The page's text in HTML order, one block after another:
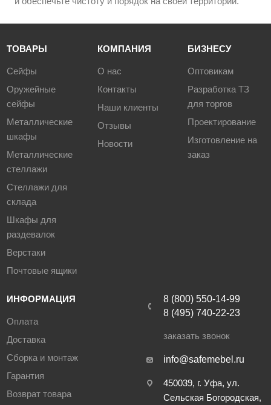
ТОВАРЫ
Сейфы
Оружейные
сейфы
Металлические
шкафы
Металлические
стеллажи
Стеллажи для
склада
Шкафы для
раздевалок
Верстаки
Почтовые ящики
КОМПАНИЯ
О нас
Контакты
Наши клиенты
Отзывы
Новости
БИЗНЕСУ
Оптовикам
Разработка ТЗ
для торгов
Проектирование
Изготовление на
заказ
ИНФОРМАЦИЯ
Оплата
Доставка
Сборка и монтаж
Гарантия
Возврат товара
8 (800) 550-14-99
8 (495) 740-22-23
заказать звонок
info@safemebel.ru
450039, г. Уфа, ул.
Сельская Богородская,